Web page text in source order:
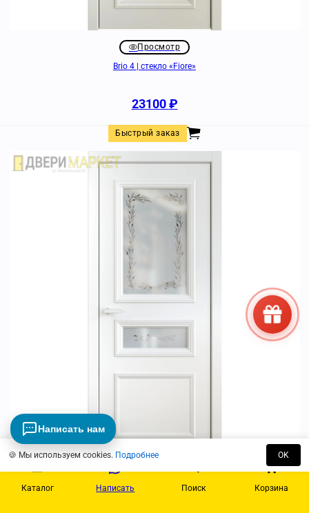
Просмотр
Brio 4 | стекло «Fiore»
23100₽
Быстрый заказ
Mia Maria 6 | стекло «Aura»
Каталог Написать Поиск Корзина
🍪 Мы используем cookies. Подробнее OK
Написать нам